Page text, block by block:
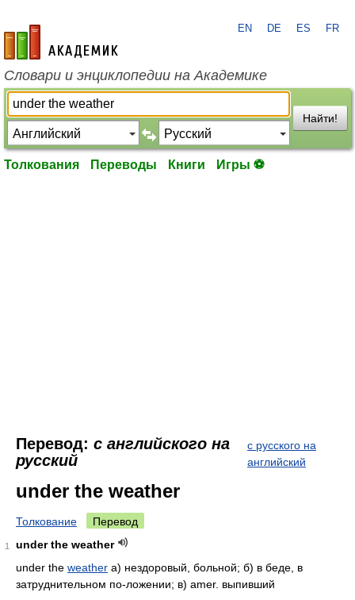
academic.ru
EN DE ES FR
Словари и энциклопедии на Академике
Найти!
Толкования Переводы Книги Игры ⚽
Перевод: с английского на
русский
с русского на
английский
under the weather
Толкование Перевод
1
under the weather
under the weather а) нездоровый, больной; б) в беде, в
затруднительном по-ложении; в) amer. выпивший